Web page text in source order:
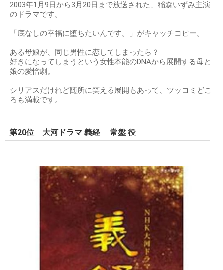
2003年1月9日から3月20日まで放送された、稲森いずみ主演
のドラマです。
「底なしの幸福に堕ちたいんです。」がキャッチコピー。
ある母娘が、同じ男性に恋してしまったら？
好きになってしまうという女性本能のDNAから展開する母と
娘の愛憎劇。
シリアスだけれど随所に笑える展開もあって、ツッコミどこ
ろも満載です。
第20位 大河ドラマ 義経 常盤 役